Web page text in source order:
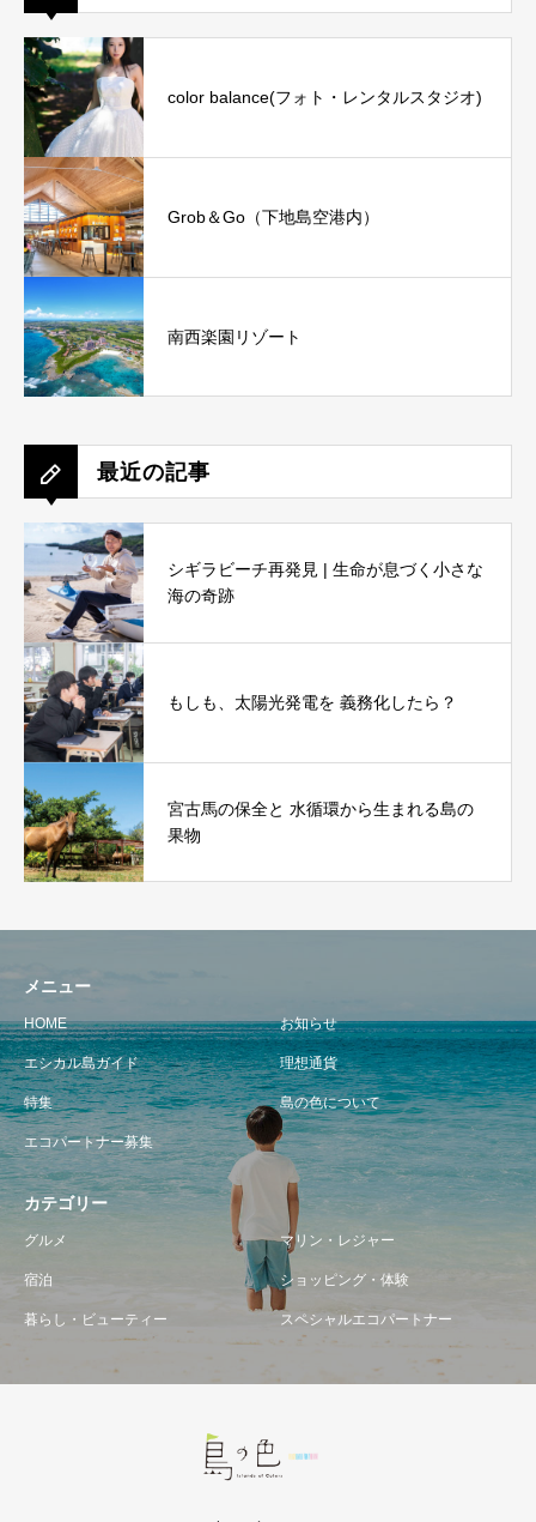
color balance(フォト・レンタルスタジオ)
Grob＆Go（下地島空港内）
南西楽園リゾート
最近の記事
シギラビーチ再発見 | 生命が息づく小さな
海の奇跡
もしも、太陽光発電を 義務化したら？
宮古馬の保全と 水循環から生まれる島の
果物
メニュー
HOME お知らせ
エシカル島ガイド 理想通貨
特集 島の色について
エコパートナー募集
カテゴリー
グルメ マリン・レジャー
宿泊 ショッピング・体験
暮らし・ビューティー スペシャルエコパートナー